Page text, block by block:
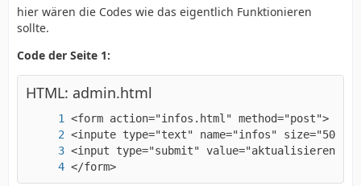
hier wären die Codes wie das eigentlich Funktionieren
sollte.
Code der Seite 1:
HTML: admin.html
</form>